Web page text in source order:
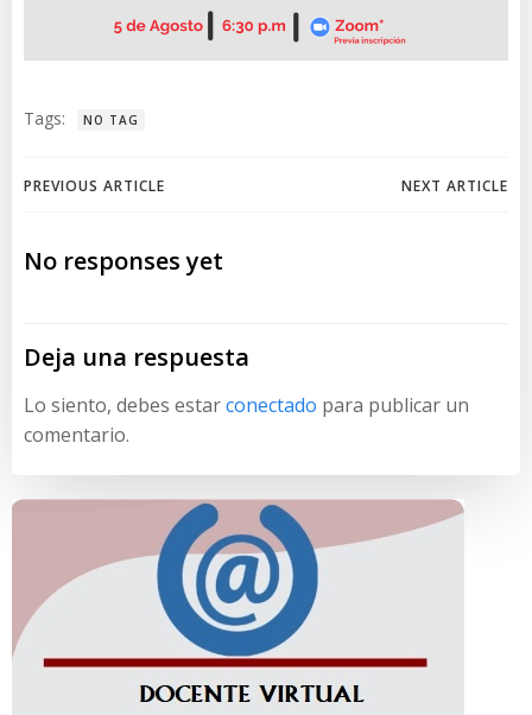
Tags: NO TAG
Navegación
de
PREVIOUS ARTICLE
Navegación
NEXT ARTICLE
No responses yet
Deja una respuesta
Lo siento, debes estarconectado para publicar un
comentario.